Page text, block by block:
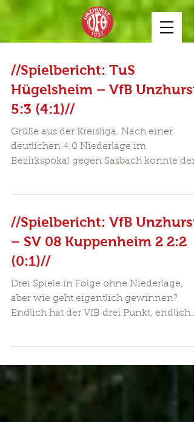
//Spielbericht: TuS
Hügelsheim – VfB Unzhurst
5:3 (4:1)//
Grüße aus der Kreisliga. Nach einer
deutlichen 4:0 Niederlage im
Bezirkspokal gegen Sasbach konnte der
//Spielbericht: VfB Unzhurst
– SV 08 Kuppenheim 2 2:2
(0:1)//
Drei Spiele in Folge ohne Niederlage,
aber wie geht eigentlich gewinnen?
Endlich hat der VfB drei Punkt, endlich